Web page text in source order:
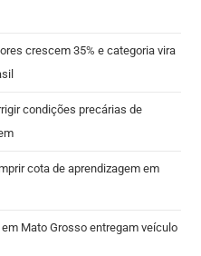
crescem 35% e categoria vira
condições precárias de
cota de aprendizagem em
Mato Grosso entregam veículo